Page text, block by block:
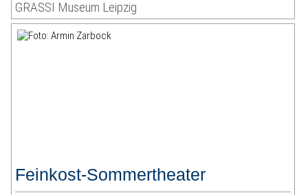
GRASSI Museum Leipzig
Feinkost-Sommertheater